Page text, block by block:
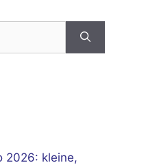
2026: kleine,